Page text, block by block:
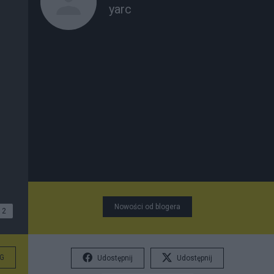
2
yarc
Nowości od blogera
Udostępnij Udostępnij